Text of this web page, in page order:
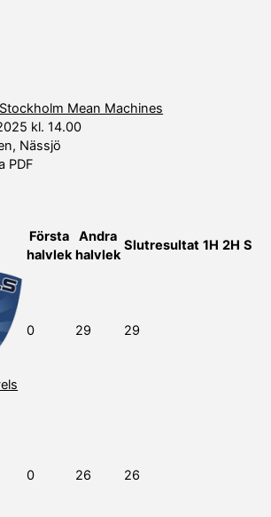
Stockholm Mean Machines
kl. 14.00
Nässjö
PDF
Första
halvlek
Andra
halvlek
Slutresultat 1H 2H S
0 29 29
0 26 26